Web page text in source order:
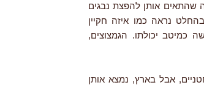
שהתאים אותן להפצת נבגים
נראה כמו איזה חקיין
כמיטב יכולתו. הגמצוצים,
אבל בארץ, נמצא אותן